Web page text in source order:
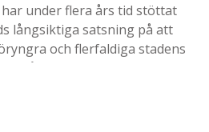
under flera års tid stöttat
långsiktiga satsning på att
och flerfaldiga stadens
Målet är minst 1000 olika